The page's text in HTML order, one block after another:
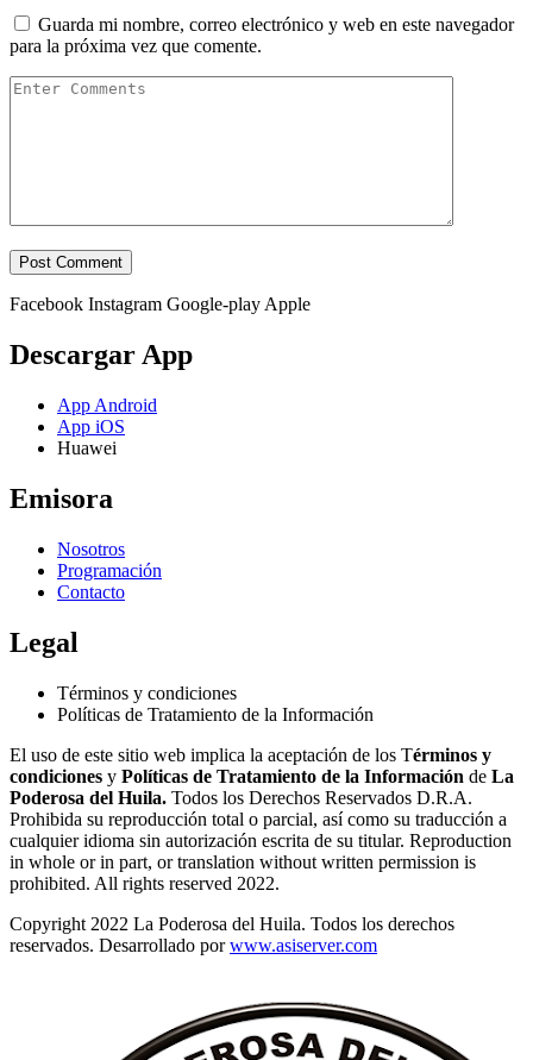
Guarda mi nombre, correo electrónico y web en este navegador
para la próxima vez que comente.
Facebook Instagram Google-play Apple
Descargar App
App Android
App iOS
Huawei
Emisora
Nosotros
Programación
Contacto
Legal
Términos y condiciones
Políticas de Tratamiento de la Información
El uso de este sitio web implica la aceptación de los Términos y
condiciones y Políticas de Tratamiento de la Información de La
Poderosa del Huila. Todos los Derechos Reservados D.R.A.
Prohibida su reproducción total o parcial, así como su traducción a
cualquier idioma sin autorización escrita de su titular. Reproduction
in whole or in part, or translation without written permission is
prohibited. All rights reserved 2022.
Copyright 2022 La Poderosa del Huila. Todos los derechos
reservados. Desarrollado porwww.asiserver.com